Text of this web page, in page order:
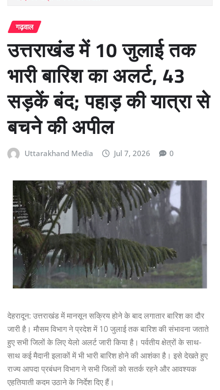
गढ़वाल
उत्तराखंड में 10 जुलाई तक
भारी बारिश का अलर्ट, 43
सड़कें बंद; पहाड़ की यात्रा से
बचने की अपील
Uttarakhand Media Jul 7, 2026 0
देहरादून: उत्तराखंड में मानसून सक्रिय होने के बाद लगातार बारिश का दौर
जारी है। मौसम विभाग ने प्रदेश में 10 जुलाई तक बारिश की संभावना जताते
हुए सभी जिलों के लिए येलो अलर्ट जारी किया है। पर्वतीय क्षेत्रों के साथ-
साथ कई मैदानी इलाकों में भी भारी बारिश होने की आशंका है। इसे देखते हुए
राज्य आपदा प्रबंधन विभाग ने सभी जिलों को सतर्क रहने और आवश्यक
एहतियाती कदम उठाने के निर्देश दिए हैं।